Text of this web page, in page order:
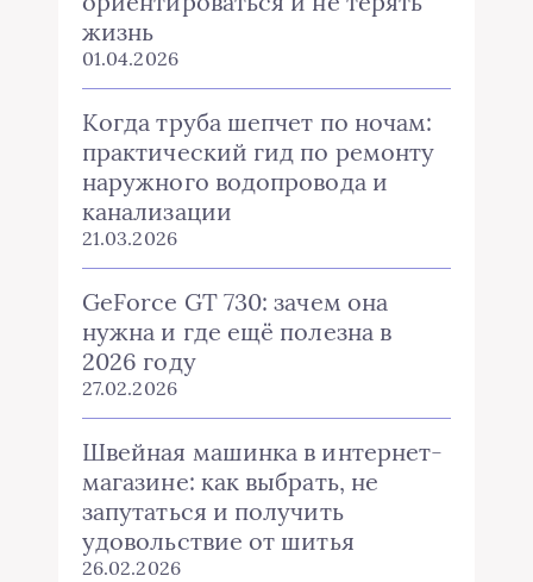
жизнь
01.04.2026
Когда труба шепчет по ночам:
практический гид по ремонту
наружного водопровода и
канализации
21.03.2026
GeForce GT 730: зачем она
нужна и где ещё полезна в
2026 году
27.02.2026
Швейная машинка в интернет-
магазине: как выбрать, не
запутаться и получить
удовольствие от шитья
26.02.2026